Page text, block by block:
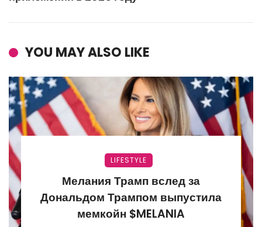
YOU MAY ALSO LIKE
LIFESTYLE
Мелания Трамп вслед за
Дональдом Трампом выпустила
мемкойн $MELANIA